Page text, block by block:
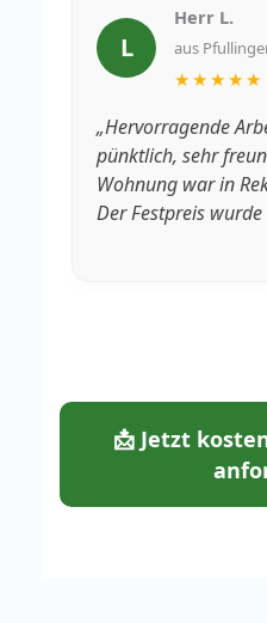
L
Herr L.
aus
★★★★★
„Hervorragende
pünktlich, sehr
Wohnung war in
Der Festpreis
📩 Jetzt